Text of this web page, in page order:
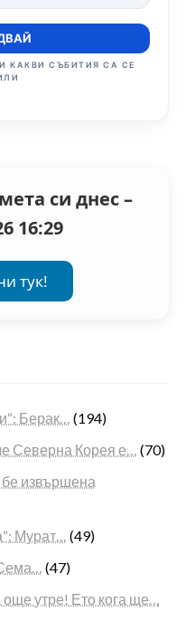
КАКВИ СЪБИТИЯ СА СЕ
си днес –
16:29
тук!
Берак… (194)
Северна Корея е… (70)
извършена
Мурат… (49)
(47)
утре! Ето кога ще…